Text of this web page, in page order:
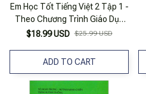
Em Học Tốt Tiếng Việt 2 Tập 1 -
Theo Chương Trình Giáo Dục
Phổ Thông Mới
$18.99 USD $25.99 USD
ADD TO CART